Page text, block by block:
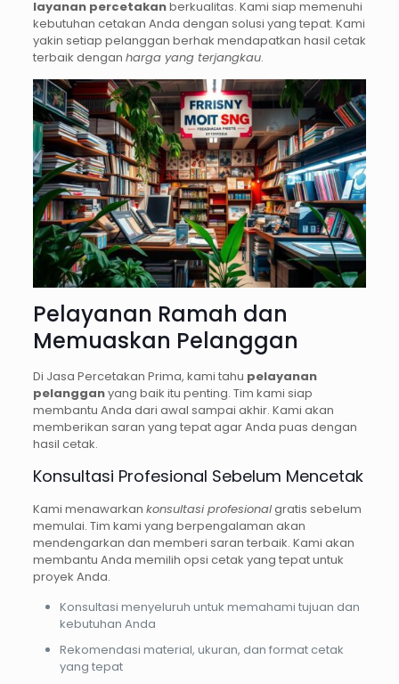
layanan percetakanberkualitas. Kami siap memenuhi
kebutuhan cetakan Anda dengan solusi yang tepat. Kami
yakin setiap pelanggan berhak mendapatkan hasil cetak
terbaik dengan harga yang terjangkau.
Pelayanan Ramah dan
Memuaskan Pelanggan
Di Jasa Percetakan Prima, kami tahu pelayanan
pelangganyang baik itu penting. Tim kami siap
membantu Anda dari awal sampai akhir. Kami akan
memberikan saran yang tepat agar Anda puas dengan
hasil cetak.
Konsultasi Profesional Sebelum Mencetak
Kami menawarkan konsultasi profesionalgratis sebelum
memulai. Tim kami yang berpengalaman akan
mendengarkan dan memberi saran terbaik. Kami akan
membantu Anda memilih opsi cetak yang tepat untuk
proyek Anda.
Konsultasi menyeluruh untuk memahami tujuan dan
kebutuhan Anda
Rekomendasi material, ukuran, dan format cetak
yang tepat